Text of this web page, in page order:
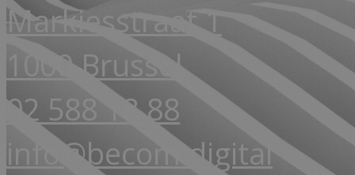
Markiesstraat 1
1000 Brussel
02 588 18 88
info@becom.digital